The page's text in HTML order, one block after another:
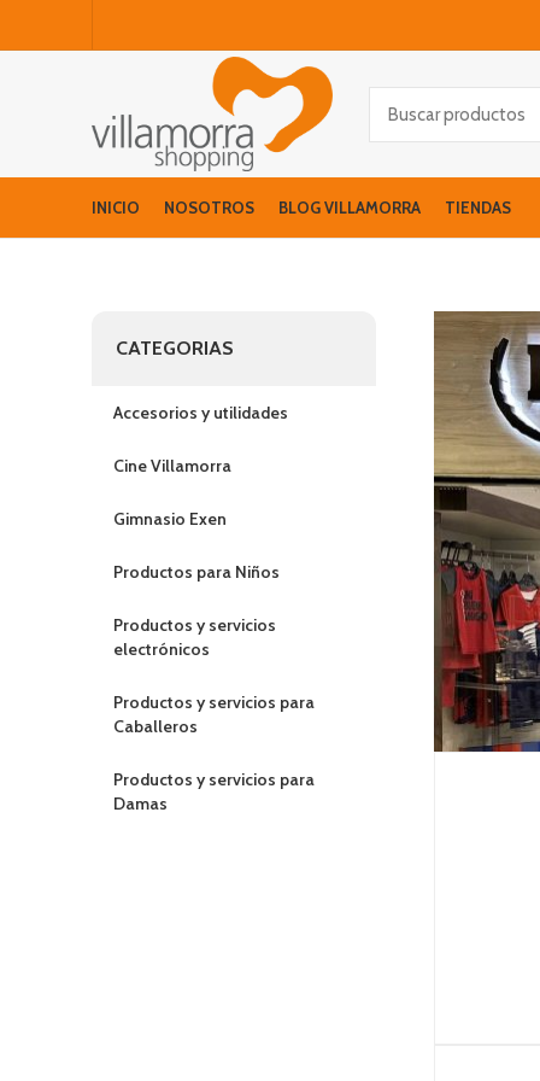
INICIO NOSOTROS BLOG VILLAMORRA TIENDAS
CATEGORIAS
Accesorios y utilidades
Cine Villamorra
Gimnasio Exen
Productos para Niños
Productos y servicios
electrónicos
Productos y servicios para
Caballeros
Productos y servicios para
Damas